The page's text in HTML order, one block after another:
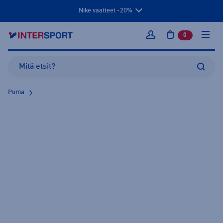
Nike vaatteet -20%
Kirjaudu sisään
0 tuotetta
Puma